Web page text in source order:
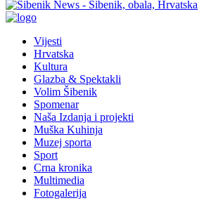
Vijesti
Hrvatska
Kultura
Glazba & Spektakli
Volim Šibenik
Spomenar
Naša Izdanja i projekti
Muška Kuhinja
Muzej sporta
Sport
Crna kronika
Multimedia
Fotogalerija